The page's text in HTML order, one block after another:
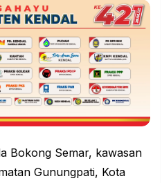
Bokong Semar, kawasan
Gunungpati, Kota